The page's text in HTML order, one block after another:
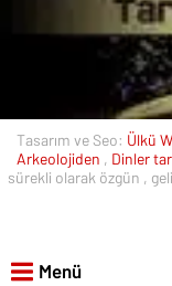
Tasarım ve Seo: Ülkü
Arkeolojiden , Dinler
sürekli olarak özgün ,
Menü